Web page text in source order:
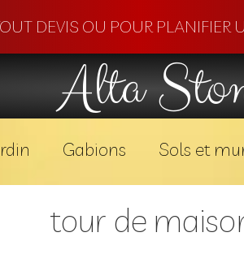
DEVIS OU POUR
Alta
Gabions Sols et
tour de